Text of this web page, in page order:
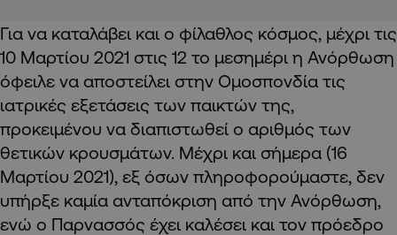
Για να καταλάβει και ο φίλαθλος κόσμος, μέχρι τις
10 Μαρτίου 2021 στις 12 το μεσημέρι η Ανόρθωση
όφειλε να αποστείλει στην Ομοσπονδία τις
ιατρικές εξετάσεις των παικτών της,
προκειμένου να διαπιστωθεί ο αριθμός των
θετικών κρουσμάτων. Μέχρι και σήμερα (16
Μαρτίου 2021) , εξ όσων πληροφορούμαστε, δεν
υπήρξε καμία ανταπόκριση από την Ανόρθωση,
ενώ ο Παρνασσός έχει καλέσει και τον πρόεδρο